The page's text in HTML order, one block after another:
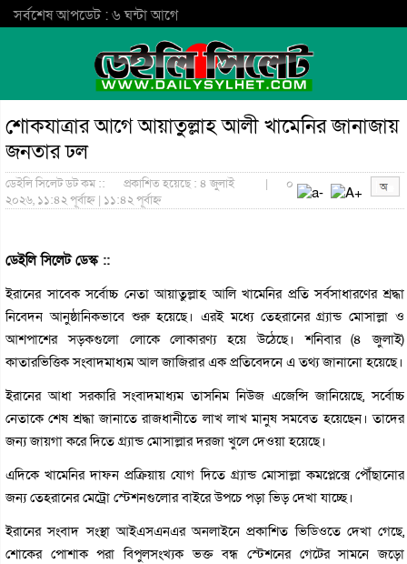
সর্বশেষ আপডেট : ৬ ঘন্টা আগে
শোকযাত্রার আগে আয়াতুল্লাহ আলী খামেনির জানাজায়
জনতার ঢল
ডেইলি সিলেট ডট কম ::
প্রকাশিত হয়েছে : ৪ জুলাই
২০২৬, ১১:৪২ পূর্বাহ্ন | ১১:৪২ পূর্বাহ্ন
| ০
ডেইলি সিলেট ডেস্ক ::
ইরানের সাবেক সর্বোচ্চ নেতা আয়াতুল্লাহ আলি খামেনির প্রতি সর্বসাধারণের শ্রদ্ধা
নিবেদন আনুষ্ঠানিকভাবে শুরু হয়েছে। এরই মধ্যে তেহরানের গ্র্যান্ড মোসাল্লা ও
আশপাশের সড়কগুলো লোকে লোকারণ্য হয়ে উঠেছে। শনিবার (৪ জুলাই)
কাতারভিত্তিক সংবাদমাধ্যম আল জাজিরার এক প্রতিবেদনে এ তথ্য জানানো হয়েছে।
ইরানের আধা সরকারি সংবাদমাধ্যম তাসনিম নিউজ এজেন্সি জানিয়েছে, সর্বোচ্চ
নেতাকে শেষ শ্রদ্ধা জানাতে রাজধানীতে লাখ লাখ মানুষ সমবেত হয়েছেন। তাদের
জন্য জায়গা করে দিতে গ্র্যান্ড মোসাল্লার দরজা খুলে দেওয়া হয়েছে।
এদিকে খামেনির দাফন প্রক্রিয়ায় যোগ দিতে গ্র্যান্ড মোসাল্লা কমপ্লেক্সে পৌঁছানোর
জন্য তেহরানের মেট্রো স্টেশনগুলোর বাইরে উপচে পড়া ভিড় দেখা যাচ্ছে।
ইরানের সংবাদ সংস্থা আইএসএনএর অনলাইনে প্রকাশিত ভিডিওতে দেখা গেছে,
শোকের পোশাক পরা বিপুলসংখ্যক ভক্ত বন্ধ স্টেশনের গেটের সামনে জড়ো